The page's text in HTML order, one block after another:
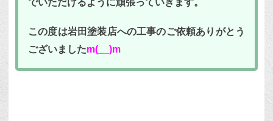
でいただけるように頑張っていきます。
この度は岩田塗装店への工事のご依頼ありがとう
ございましたm(__)m